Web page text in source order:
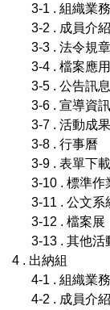
3-1 . 組織業
3-2 . 成員介紹
3-3 . 法令規章
3-4 . 檔案應
3-5 . 公告訊息
3-6 . 宣導資訊
3-7 . 活動成果
3-8 . 行事曆
3-9 . 表單下載
3-10 . 標準作
3-11 . 公文系
3-12 . 檔案展
3-13 . 其他活
4 . 出納組
4-1 . 組織業務
4-2 . 成員介紹